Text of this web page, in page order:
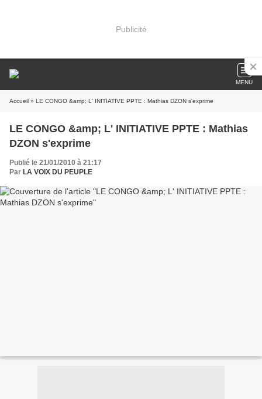
Publicité
MENU
Accueil » LE CONGO &amp; L' INITIATIVE PPTE : Mathias DZON s'exprime
LE CONGO &amp; L' INITIATIVE PPTE : Mathias
DZON s'exprime
Publié le 21/01/2010 à 21:17
Par LA VOIX DU PEUPLE